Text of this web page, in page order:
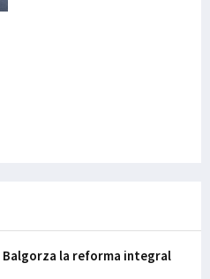
la reforma integral